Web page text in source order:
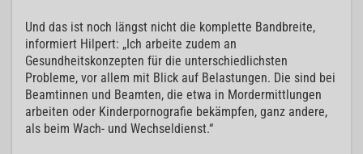
Und das ist noch längst nicht die komplette Bandbreite,
informiert Hilpert: „Ich arbeite zudem an
Gesundheitskonzepten für die unterschiedlichsten
Probleme, vor allem mit Blick auf Belastungen. Die sind bei
Beamtinnen und Beamten, die etwa in Mordermittlungen
arbeiten oder Kinderpornografie bekämpfen, ganz andere,
als beim Wach- und Wechseldienst.“